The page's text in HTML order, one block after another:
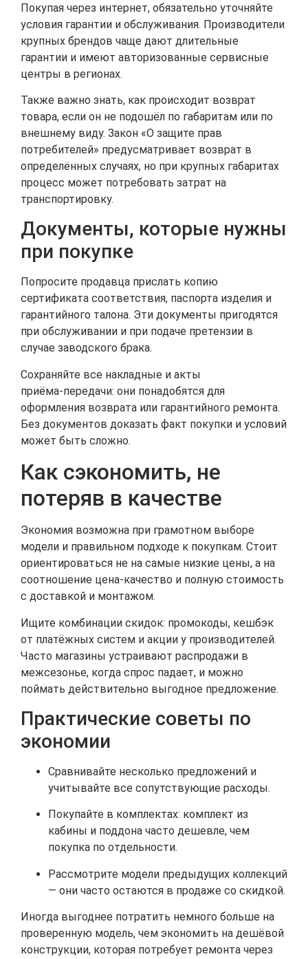
Покупая через интернет, обязательно уточняйте
условия гарантии и обслуживания. Производители
крупных брендов чаще дают длительные
гарантии и имеют авторизованные сервисные
центры в регионах.
Также важно знать, как происходит возврат
товара, если он не подошёл по габаритам или по
внешнему виду. Закон «О защите прав
потребителей» предусматривает возврат в
определённых случаях, но при крупных габаритах
процесс может потребовать затрат на
транспортировку.
Документы, которые нужны
при покупке
Попросите продавца прислать копию
сертификата соответствия, паспорта изделия и
гарантийного талона. Эти документы пригодятся
при обслуживании и при подаче претензии в
случае заводского брака.
Сохраняйте все накладные и акты
приёма‑передачи: они понадобятся для
оформления возврата или гарантийного ремонта.
Без документов доказать факт покупки и условий
может быть сложно.
Как сэкономить, не
потеряв в качестве
Экономия возможна при грамотном выборе
модели и правильном подходе к покупкам. Стоит
ориентироваться не на самые низкие цены, а на
соотношение цена‑качество и полную стоимость
с доставкой и монтажом.
Ищите комбинации скидок: промокоды, кешбэк
от платёжных систем и акции у производителей.
Часто магазины устраивают распродажи в
межсезонье, когда спрос падает, и можно
поймать действительно выгодное предложение.
Практические советы по
экономии
Сравнивайте несколько предложений и
учитывайте все сопутствующие расходы.
Покупайте в комплектах: комплект из
кабины и поддона часто дешевле, чем
покупка по отдельности.
Рассмотрите модели предыдущих коллекций
— они часто остаются в продаже со скидкой.
Иногда выгоднее потратить немного больше на
проверенную модель, чем экономить на дешёвой
конструкции, которая потребует ремонта через